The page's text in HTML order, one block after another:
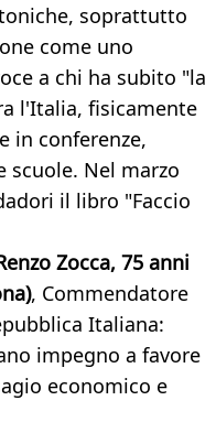
soprattutto
come uno
a chi ha subito "la
l'Italia, fisicamente
in conferenze,
scuole. Nel marzo
il libro "Faccio
Zocca, 75 anni
, Commendatore
Italiana:
impegno a favore
economico e